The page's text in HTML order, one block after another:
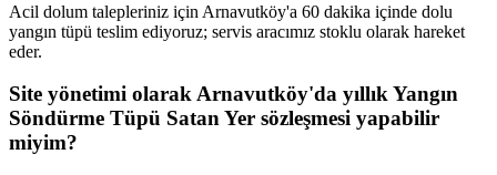
Acil dolum talepleriniz için Arnavutköy'a 60 dakika içinde dolu
yangın tüpü teslim ediyoruz; servis aracımız stoklu olarak hareket
eder.
Site yönetimi olarak Arnavutköy'da yıllık Yangın
Söndürme Tüpü Satan Yer sözleşmesi yapabilir
miyim?